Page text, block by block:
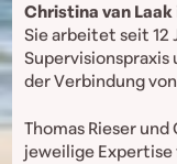
Christina van Laak
Sie arbeitet seit 12
der Verbindung
Thomas Rieser
jeweilige Expertise